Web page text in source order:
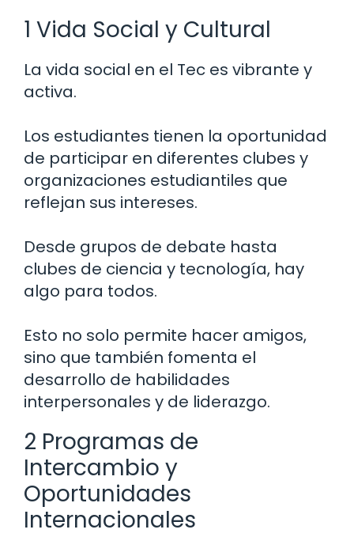
1 Vida Social y Cultural
La vida social en el Tec es vibrante y
activa.
Los estudiantes tienen la oportunidad
de participar en diferentes clubes y
organizaciones estudiantiles que
reflejan sus intereses.
Desde grupos de debate hasta
clubes de ciencia y tecnología, hay
algo para todos.
Esto no solo permite hacer amigos,
sino que también fomenta el
desarrollo de habilidades
interpersonales y de liderazgo.
2 Programas de
Intercambio y
Oportunidades
Internacionales